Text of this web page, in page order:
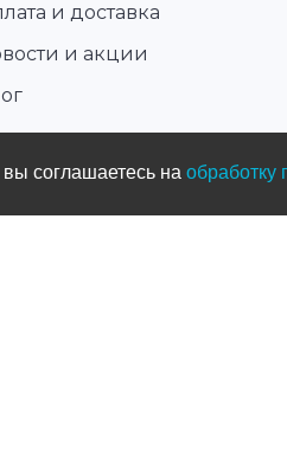
и доставка
и акции
дилером
соглашаетесь на обработку